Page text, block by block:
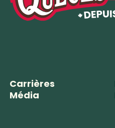
Carrières
Média